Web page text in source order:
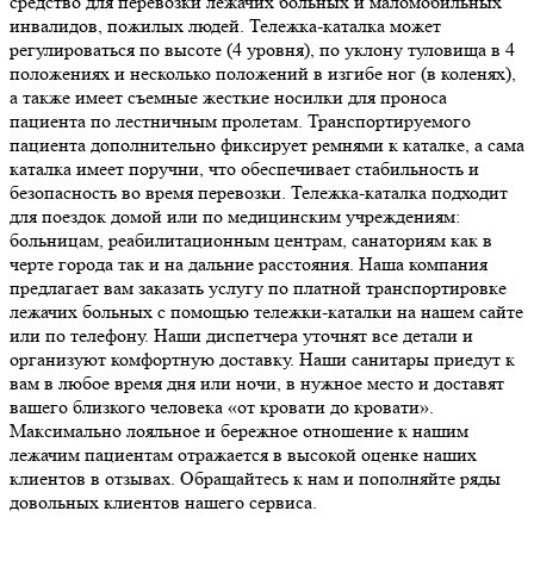
инвалидов, пожилых людей. Тележка-каталка может
регулироваться по высоте (4 уровня), по уклону туловища в 4
положениях и несколько положений в изгибе ног (в коленях),
а также имеет съемные жесткие носилки для проноса
пациента по лестничным пролетам. Транспортируемого
пациента дополнительно фиксирует ремнями к каталке, а сама
каталка имеет поручни, что обеспечивает стабильность и
безопасность во время перевозки. Тележка-каталка подходит
для поездок домой или по медицинским учреждениям:
больницам, реабилитационным центрам, санаториям как в
черте города так и на дальние расстояния. Наша компания
предлагает вам заказать услугу по платной транспортировке
лежачих больных с помощью тележки-каталки на нашем сайте
или по телефону. Наши диспетчера уточнят все детали и
организуют комфортную доставку. Наши санитары приедут к
вам в любое время дня или ночи, в нужное место и доставят
вашего близкого человека «от кровати до кровати».
Максимально лояльное и бережное отношение к нашим
лежачим пациентам отражается в высокой оценке наших
клиентов в отзывах. Обращайтесь к нам и пополняйте ряды
довольных клиентов нашего сервиса.